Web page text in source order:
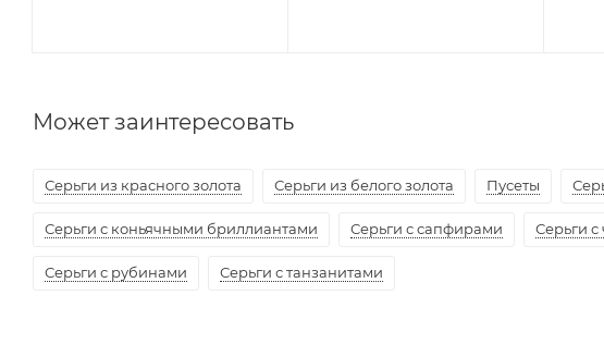
Может заинтересовать
Серьги из красного золота Серьги из белого золота Пусеты
Серьги с коньячными бриллиантами Серьги с сапфирами Серьги
Серьги с рубинами Серьги с танзанитами